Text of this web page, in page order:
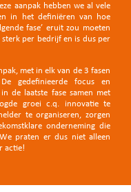
aanpak hebben we al vele
in het definiëren van hoe
fase’ eruit zou moeten
per bedrijf en is dus per
met in elk van de 3 fasen
De gedefinieerde focus en
de laatste fase samen met
groei c.q. innovatie te
te organiseren, zorgen
onderneming die
praten er dus niet alleen
actie!